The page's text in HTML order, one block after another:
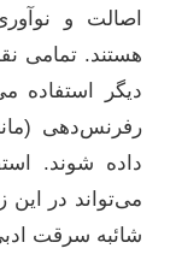
اصالت و
هستند. تمامی
دیگر استفاده
داده شوند.
می‌تواند در این
شائبه سرقت